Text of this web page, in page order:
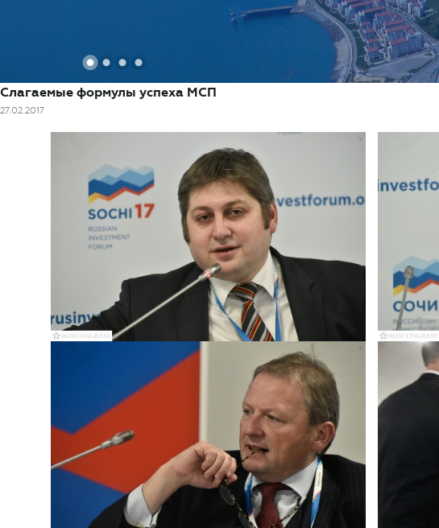
Слагаемые формулы успеха МСП
27.02.2017